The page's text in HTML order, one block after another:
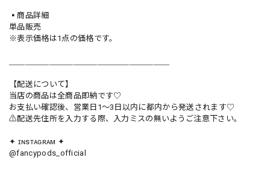
▪️商品詳細
単品販売
※表示価格は1点の価格です。
【配送について】
当店の商品は全商品即納です♡︎
お支払い確認後、営業日1〜3日以内に都内から発送されます♡
⚠︎配送先住所を入力する際、入力ミスの無いようご注意下さい。
✦ ɪɴsᴛᴀɢʀᴀᴍ ✦
@fancypods_official